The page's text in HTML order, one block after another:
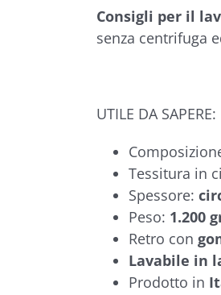
Consigli per il
senza centrifuga
UTILE DA SAPERE:
Tessitura in
Spessore:
Peso: 1.200
Retro con
Lavabile in
Prodotto in